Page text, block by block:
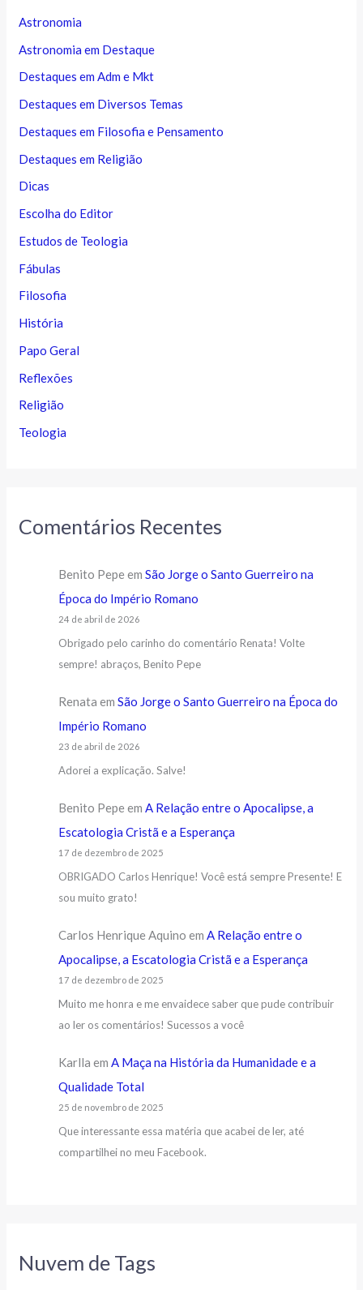
Astronomia
Astronomia em Destaque
Destaques em Adm e Mkt
Destaques em Diversos Temas
Destaques em Filosofia e Pensamento
Destaques em Religião
Dicas
Escolha do Editor
Estudos de Teologia
Fábulas
Filosofia
História
Papo Geral
Reflexões
Religião
Teologia
Comentários Recentes
Benito Pepe em São Jorge o Santo Guerreiro na
Época do Império Romano
24 de abril de 2026
Obrigado pelo carinho do comentário Renata! Volte
sempre! abraços, Benito Pepe
Renata em São Jorge o Santo Guerreiro na Época do
Império Romano
23 de abril de 2026
Adorei a explicação. Salve!
Benito Pepe em A Relação entre o Apocalipse, a
Escatologia Cristã e a Esperança
17 de dezembro de 2025
OBRIGADO Carlos Henrique! Você está sempre Presente! E
sou muito grato!
Carlos Henrique Aquino em A Relação entre o
Apocalipse, a Escatologia Cristã e a Esperança
17 de dezembro de 2025
Muito me honra e me envaidece saber que pude contribuir
ao ler os comentários! Sucessos a você
Karlla em A Maça na História da Humanidade e a
Qualidade Total
25 de novembro de 2025
Que interessante essa matéria que acabei de ler, até
compartilhei no meu Facebook.
Nuvem de Tags